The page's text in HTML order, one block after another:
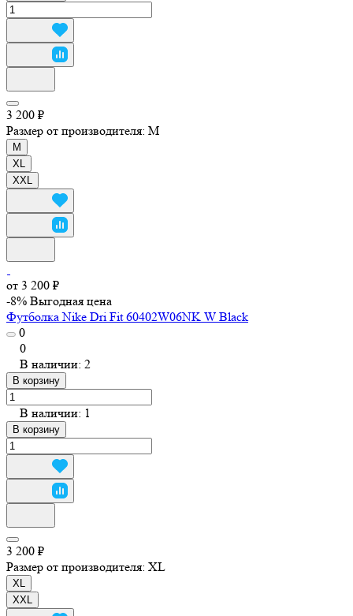
3 200 ₽
Размер от производителя: M
M
XL
XXL
от 3 200 ₽
-8% Выгодная цена
Футболка Nike Dri Fit 60402W06NK W Black
0
0
В наличии: 2
В корзину
В наличии: 1
В корзину
3 200 ₽
Размер от производителя: XL
XL
XXL